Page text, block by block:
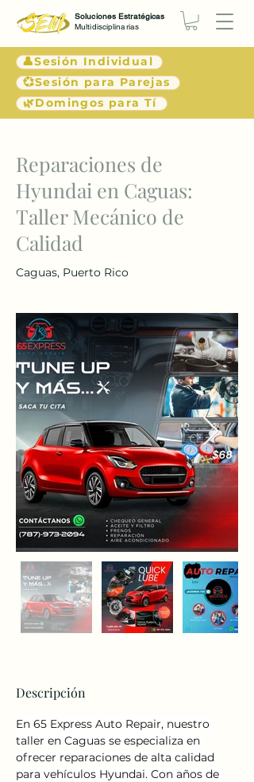
👤Sesión Individual
💞Sesión para Parejas
🌿Domingos para Tí
Soluciones Estratégicas
Multidisciplinarias
< Atrás
Reparaciones de
Hyundai en Caguas:
Taller Mecánico de
Calidad
Caguas, Puerto Rico
Descripción
En 65 Express Auto Repair, nuestro
taller en Caguas se especializa en
ofrecer reparaciones de alta calidad
para vehículos Hyundai. Con años de